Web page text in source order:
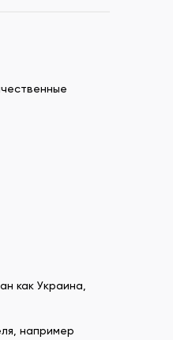
как Украина,
например